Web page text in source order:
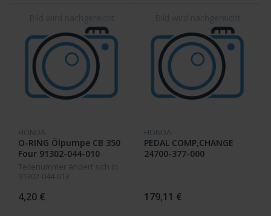
HONDA
O-RING Ölpumpe CB 350
Four 91302-044-010
Teilenummer ändert sich in
91302-044-013
4,20 €
HONDA
PEDAL COMP,CHANGE
24700-377-000
179,11 €